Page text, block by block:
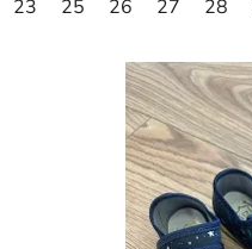
23 25 26 27 28